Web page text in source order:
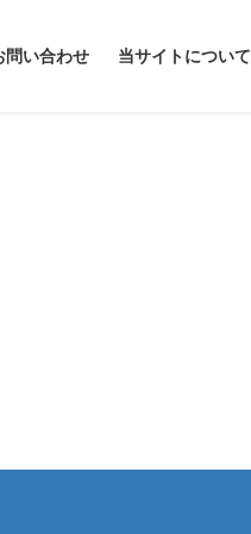
問い合わせ 当サイトについて